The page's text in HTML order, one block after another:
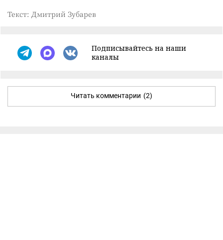
Текст: Дмитрий Зубарев
Подписывайтесь на наши
каналы
Читать комментарии (2)